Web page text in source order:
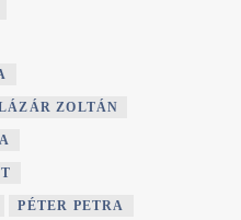
ZOLTÁN
PÉTER PETRA